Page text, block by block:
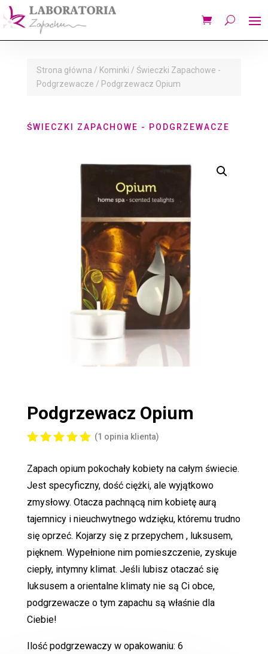
Strona główna / Kominki / Świeczki Zapachowe -
Podgrzewacze / Podgrzewacz Opium
ŚWIECZKI ZAPACHOWE - PODGRZEWACZE
Podgrzewacz Opium
5.00na 5
na
podstawi
klienta
(1 opinia klienta)
Zapach opium pokochały kobiety na całym świecie.
Jest specyficzny, dość ciężki, ale wyjątkowo
zmysłowy. Otacza pachnącą nim kobietę aurą
tajemnicy i nieuchwytnego wdzięku, któremu trudno
się oprzeć. Kojarzy się z przepychem , luksusem,
pięknem. Wypełnione nim pomieszczenie, zyskuje
ciepły, intymny klimat. Jeśli lubisz otaczać się
luksusem a orientalne klimaty nie są Ci obce,
podgrzewacze o tym zapachu są właśnie dla
Ciebie!
Ilość podgrzewaczy w opakowaniu: 6